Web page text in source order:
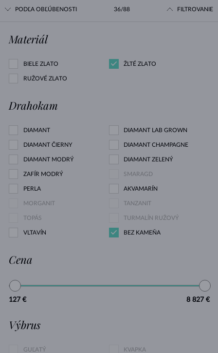
PODĽA OBĽÚBENOSTI 36/88 FILTROVANIE
Materiál
BIELE ZLATO ŽLTÉ ZLATO
RUŽOVÉ ZLATO
Drahokam
DIAMANT DIAMANT LAB GROWN
DIAMANT ČIERNY DIAMANT CHAMPAGNE
DIAMANT MODRÝ DIAMANT ZELENÝ
ZAFÍR MODRÝ SMARAGD
PERLA AKVAMARÍN
MORGANIT TANZANIT
TOPÁS TURMALÍN RUŽOVÝ
VLTAVÍN BEZ KAMEŇA
Cena
127 € 8 827 €
Výbrus
GUĽATÝ KVAPKA